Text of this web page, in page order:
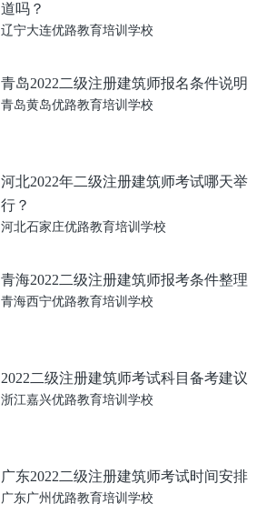
道吗？
辽宁大连优路教育培训学校
青岛2022二级注册建筑师报名条件说明
青岛黄岛优路教育培训学校
河北2022年二级注册建筑师考试哪天举
行？
河北石家庄优路教育培训学校
青海2022二级注册建筑师报考条件整理
青海西宁优路教育培训学校
2022二级注册建筑师考试科目备考建议
浙江嘉兴优路教育培训学校
广东2022二级注册建筑师考试时间安排
广东广州优路教育培训学校